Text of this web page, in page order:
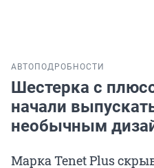
АВТО ПОДРОБНОСТИ
Шестерка с
начали
необычным
Марка Tenet Plus